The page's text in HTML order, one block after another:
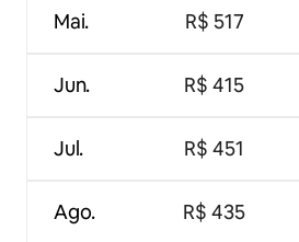
Mai.
Jun.
Jul.
Ago.
R$ 517
R$ 415
R$ 451
R$ 435